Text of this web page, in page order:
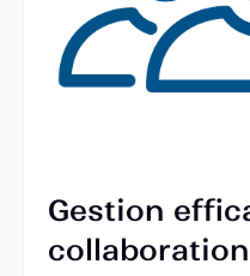
Gestion